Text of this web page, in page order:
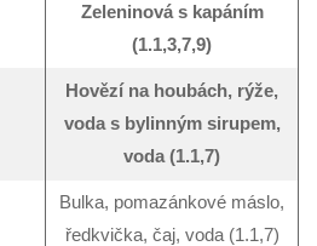
Zeleninová s kapáním
(1.1,3,7,9)
Hovězí na houbách, rýže,
voda s bylinným sirupem,
voda (1.1,7)
Bulka, pomazánkové máslo,
ředkvička, čaj, voda (1.1,7)